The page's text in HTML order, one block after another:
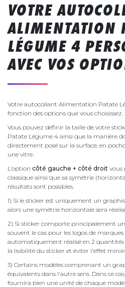
VOTRE
ALIMENTATION
LÉGUME 4
AVEC VOS
Votre autocollant Alimentation Patate
fonction des options que vous choisissez.
Vous pouvez définir la taille de votre
Patate Légume 4 ainsi que la manière
directement posé sur la surface, en
une vitre.
L’option côté gauche + côté droit vous
classique ainsi que sa symétrie
résultats sont possibles.
1) Si le sticker est uniquement un
alors une symétrie horizontale sera
2) Si sticker comporte principalement
souvent le cas pour les logos de
automatiquement réalisé en 2
la lisibilité du sticker et éviter l'effet
3) Certains modèles comprenant un
équivalents dans l'autre sens. Dans ce
fournira bien une unité de chaque